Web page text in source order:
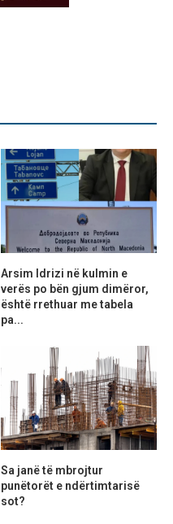
Arsim Idrizi në kulmin e
verës po bën gjum dimëror,
është rrethuar me tabela
pa...
Sa janë të mbrojtur
punëtorët e ndërtimtarisë
sot?